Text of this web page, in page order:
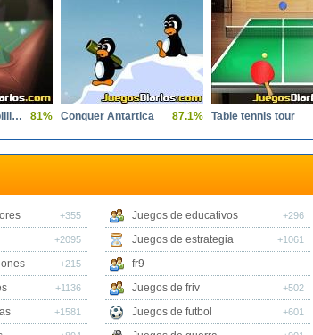
Pool clash 8 ball billiards snooker 81% Conquer Antartica 87.1% Table tennis tour
+355
+2095
+215
+1136
+1581
Juegos de educativos +296
Juegos de estrategia +1061
fr9
Juegos de friv
+502
Juegos de futbol +601